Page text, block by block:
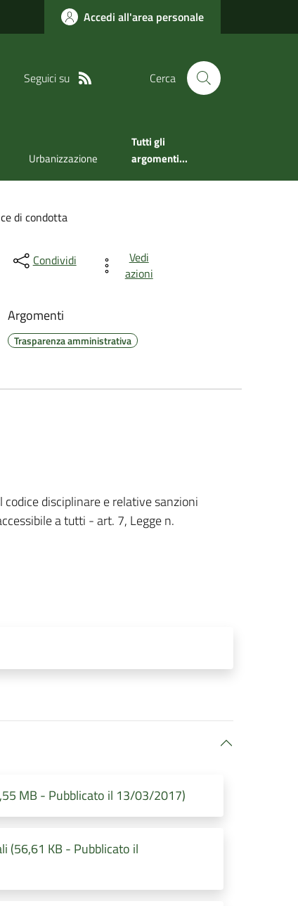
Accedi all'area personale
Seguici su Cerca
Urbanizzazione
Tutti gli
argomenti...
di condotta
Condividi
Vedi
azioni
Argomenti
Trasparenza amministrativa
disciplinare e relative sanzioni
a tutti - art. 7, Legge n.
MB - Pubblicato il 13/03/2017)
(56,61 KB - Pubblicato il